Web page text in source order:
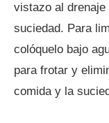
vistazo al
suciedad. Para
colóquelo bajo
para frotar y
comida y la